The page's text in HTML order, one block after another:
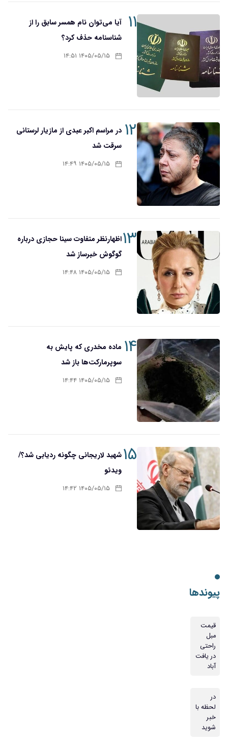
۱۱
آیا می‌توان نام همسر سابق را از
شناسنامه حذف کرد؟
۱۴۰۵/۰۵/۱۵ ۱۴:۵۱
۱۲ در مراسم اکبر عبدی از مازیار لرستانی
سرقت شد
۱۴۰۵/۰۵/۱۵ ۱۴:۴۹
۱۳اظهارنظر متفاوت سینا حجازی درباره
گوگوش خبرساز شد
۱۴۰۵/۰۵/۱۵ ۱۴:۴۸
۱۴ ماده مخدری که پایش به
سوپرمارکت‌ها باز شد
۱۴۰۵/۰۵/۱۵ ۱۴:۴۴
۱۵شهید لاریجانی چگونه ردیابی شد؟/
ویدئو
۱۴۰۵/۰۵/۱۵ ۱۴:۴۲
پیوندها
قیمت
مبل
راحتی
در یافت
آباد
در
لحظه با
خبر
شوید